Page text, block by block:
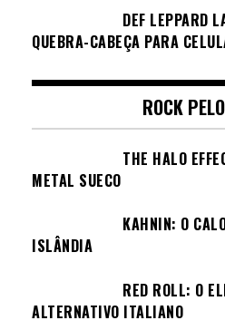
DEF LEPPARD
QUEBRA-CABEÇA PARA
ROCK
THE HALO
METAL SUECO
KAHNIN: O
ISLÂNDIA
RED ROLL: O
ALTERNATIVO ITALIANO